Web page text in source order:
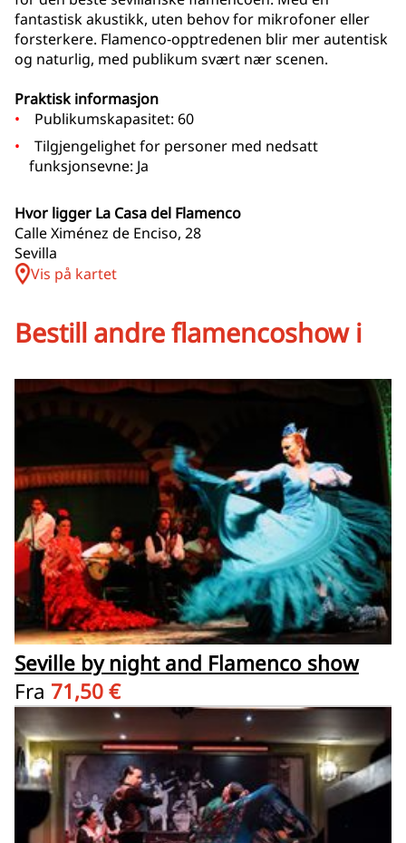
fantastisk akustikk, uten behov for mikrofoner eller
forsterkere. Flamenco‑opptredenen blir mer autentisk
og naturlig, med publikum svært nær scenen.
Praktisk informasjon
Publikumskapasitet: 60
Tilgjengelighet for personer med nedsatt
funksjonsevne: Ja
Hvor ligger La Casa del Flamenco
Calle Ximénez de Enciso, 28
Sevilla
Vis på kartet
Bestill andre flamencoshow i
Seville by night and Flamenco show
Fra 71,50 €